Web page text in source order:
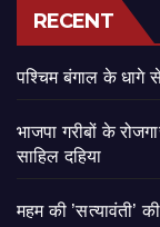
RECENT
पश्चिम बंगाल के धागे
भाजपा गरीबों के
साहिल दहिया
महम की ’सत्यावंती’